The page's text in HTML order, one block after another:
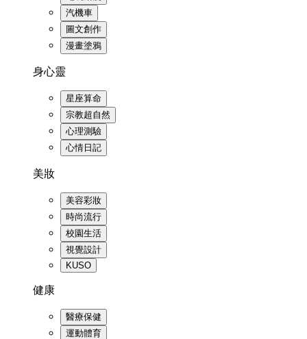
汽機車
圖文創作
漫畫塗鴉
身心靈
星座算命
宗教超自然
心理測驗
心情日記
美妝
美容彩妝
時尚流行
校園生活
視覺設計
KUSO
健康
醫療保健
運動體育